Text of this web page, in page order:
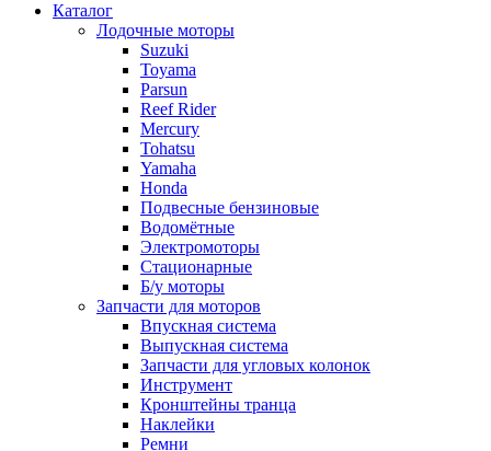
Каталог
Лодочные моторы
Suzuki
Toyama
Parsun
Reef Rider
Mercury
Tohatsu
Yamaha
Honda
Подвесные бензиновые
Водомётные
Электромоторы
Стационарные
Б/у моторы
Запчасти для моторов
Впускная система
Выпускная система
Запчасти для угловых колонок
Инструмент
Кронштейны транца
Наклейки
Ремни